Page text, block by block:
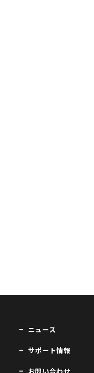
ニュース
サポート情報
お問い合わせ